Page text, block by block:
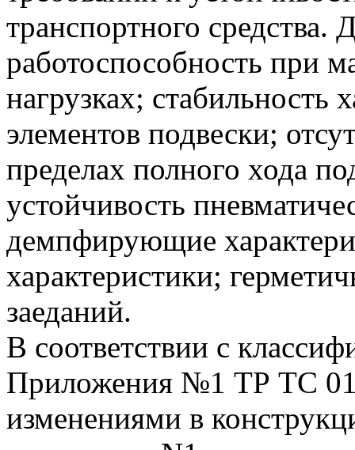
транспортного средства.
работоспособность при
нагрузках; стабильность
элементов подвески;
пределах полного хода
устойчивость
демпфирующие
характеристики;
заеданий.
В соответствии с
Приложения №1 ТР ТС
изменениями в